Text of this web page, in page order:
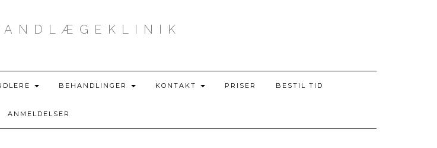
BEHANDLINGER KONTAKT PRISER BESTIL TID
ANMELDELSER